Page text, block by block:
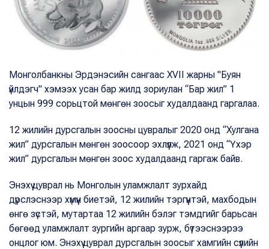
Монголбанкны Эрдэнэсийн сангаас XVII жарны "Буян
үйлдэгч" хэмээх усан бар жилд зориулан “Бар жил” 1
унцын 999 сорьцтой мөнгөн зоосыг худалдаанд гаргалаа.
12 жилийн дурсгалын зоосны цувралыг 2020 онд “Хулгана
жил” дурсгалын мөнгөн зоосоор эхлүүлж, 2021 онд “Үхэр
жил” дурсгалын мөнгөн зоос худалдаанд гаргаж байв.
Энэхүү цуврал нь Монголын уламжлалт зурхайд
дүрслэснээр хүмүүн биетэй, 12 жилийн тэргүүнтэй, махбодын
өнгө зүстэй, мутартаа 12 жилийн бэлэг тэмдгийг барьсан
бөгөөд уламжлалт зургийн аргаар зурж, бүтээснээрээ
онцлог юм. Энэхүү цуврал дурсгалын зоосыг хамгийн сүүлийн